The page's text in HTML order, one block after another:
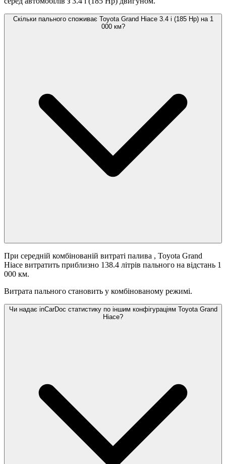
Скільки пального споживає Toyota Grand Hiace 3.4 i (185 Hp) на 1
000 км?
При середній комбінованій витраті палива , Toyota Grand
Hiace витратить приблизно 138.4 літрів пального на відстань 1
000 км.
Витрата пального становить у комбінованому режимі.
Чи надає inCarDoc статистику по іншим конфігураціям Toyota Grand
Hiace?